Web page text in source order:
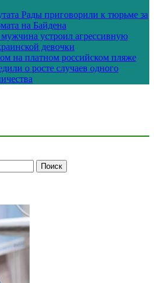
Рады приговорили к тюрьме за
на Байдена
устроил агрессивную
девочки
на платном российском пляже
о росте случаев одного